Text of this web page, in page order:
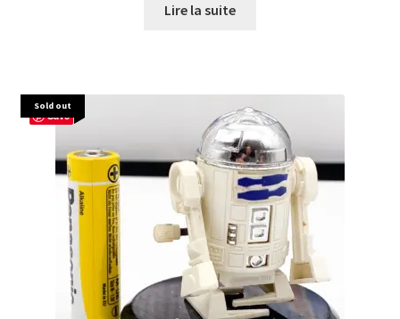
Lire la suite
Sold out
Save